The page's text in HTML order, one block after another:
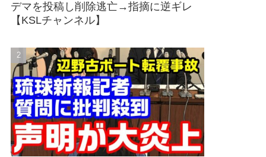
デマを投稿し削除逃亡→指摘に逆ギレ
【KSLチャンネル】